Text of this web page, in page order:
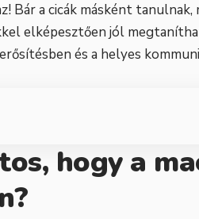
Bár a cicák másként
elképesztően jól
és a helyes
hogy a